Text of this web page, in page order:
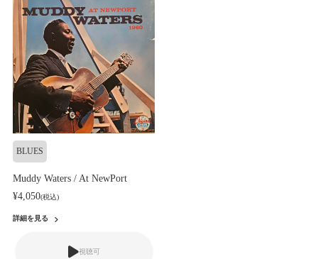
BLUES
Muddy Waters / At NewPort
¥4,050(税込)
詳細を見る
視聴可